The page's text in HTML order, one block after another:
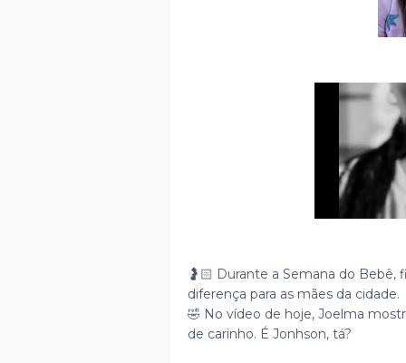
🤰🏻 Durante a Semana do
diferença para as mães da cidade.
🤣 No vídeo de hoje, Joelma
de carinho. É Jonhson, tá?